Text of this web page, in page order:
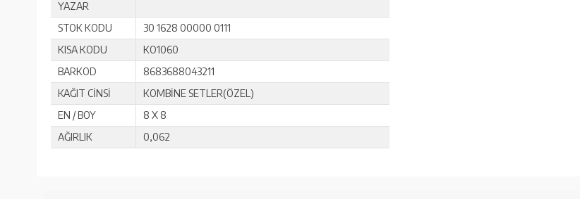
YAZAR
STOK KODU
30 1628 00000 0111
KISA KODU
KO1060
BARKOD
8683688043211
KAĞIT CİNSİ
KOMBİNE SETLER(ÖZEL)
EN / BOY
8 X 8
AĞIRLIK
0,062